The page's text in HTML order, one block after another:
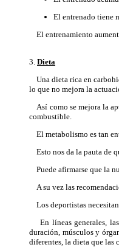
El entrenado tiene
El entrenamiento
3. Dieta
Una dieta rica en
lo que no mejora la
Así como se mejora la
combustible.
El metabolismo es tan
Esto nos da la pauta de
Puede afirmarse que la
A su vez las
Los deportistas
En líneas generales, las
duración, músculos y
diferentes, la dieta que las